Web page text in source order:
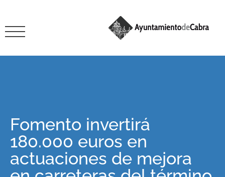
Fomento invertirá
180.000 euros en
actuaciones de mejora